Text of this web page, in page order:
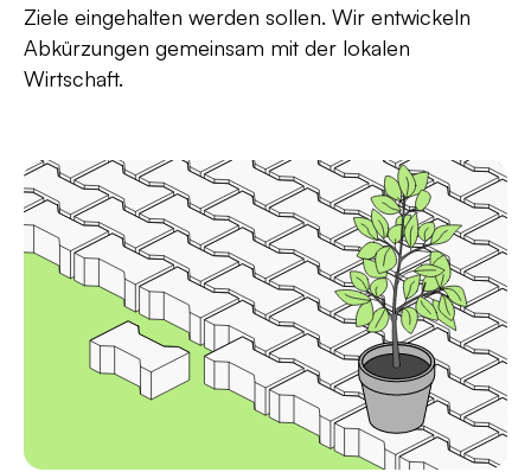
Ziele eingehalten werden sollen. Wir entwickeln
Abkürzungen gemeinsam mit der lokalen
Wirtschaft.